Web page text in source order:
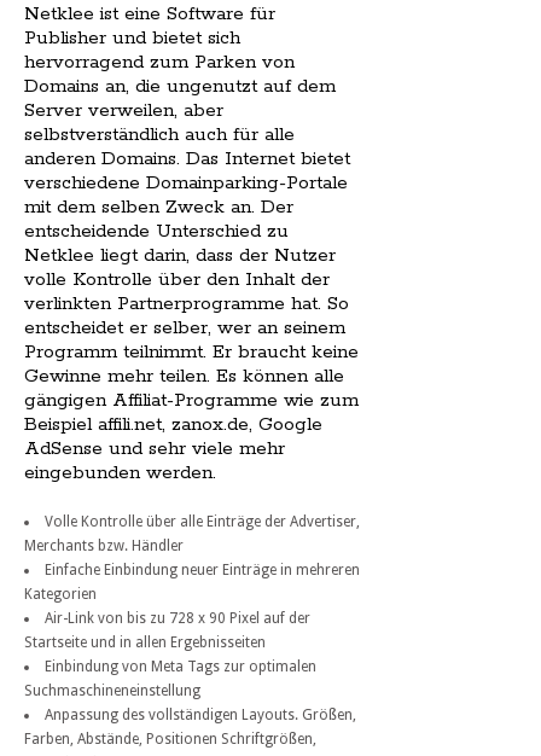
Netklee ist eine Software für
Publisher und bietet sich
hervorragend zum Parken von
Domains an, die ungenutzt auf dem
Server verweilen, aber
selbstverständlich auch für alle
anderen Domains. Das Internet bietet
verschiedene Domainparking-Portale
mit dem selben Zweck an. Der
entscheidende Unterschied zu
Netklee liegt darin, dass der Nutzer
volle Kontrolle über den Inhalt der
verlinkten Partnerprogramme hat. So
entscheidet er selber, wer an seinem
Programm teilnimmt. Er braucht keine
Gewinne mehr teilen. Es können alle
gängigen Affiliat-Programme wie zum
Beispiel affili.net, zanox.de, Google
AdSense und sehr viele mehr
eingebunden werden.
Volle Kontrolle über alle Einträge der Advertiser,
Merchants bzw. Händler
Einfache Einbindung neuer Einträge in mehreren
Kategorien
Air-Link von bis zu 728 x 90 Pixel auf der
Startseite und in allen Ergebnisseiten
Einbindung von Meta Tags zur optimalen
Suchmaschineneinstellung
Anpassung des vollständigen Layouts. Größen,
Farben, Abstände, Positionen Schriftgrößen,